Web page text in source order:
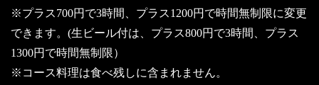
※プラス700円で3時間、プラス1200円で時間無制限に変更
できます。(生ビール付は、プラス800円で3時間、プラス
1300円で時間無制限）
※コース料理は食べ残しに含まれません。